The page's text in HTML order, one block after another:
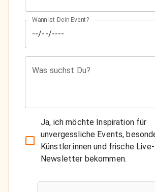
Wann ist Dein Event?
Was suchst Du?
Ja, ich möchte Inspiration für
unvergessliche Events,
Künstler:innen und frische
Newsletter bekommen.